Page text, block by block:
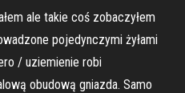
ale takie coś zobaczyłem
pojedynczymi żyłami
/ uziemienie robi
obudową gniazda. Samo